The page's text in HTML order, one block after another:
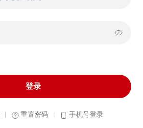
登录
重置密码 手机号登录